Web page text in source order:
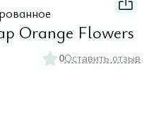
Orange Flowers
0Оставить отзыв